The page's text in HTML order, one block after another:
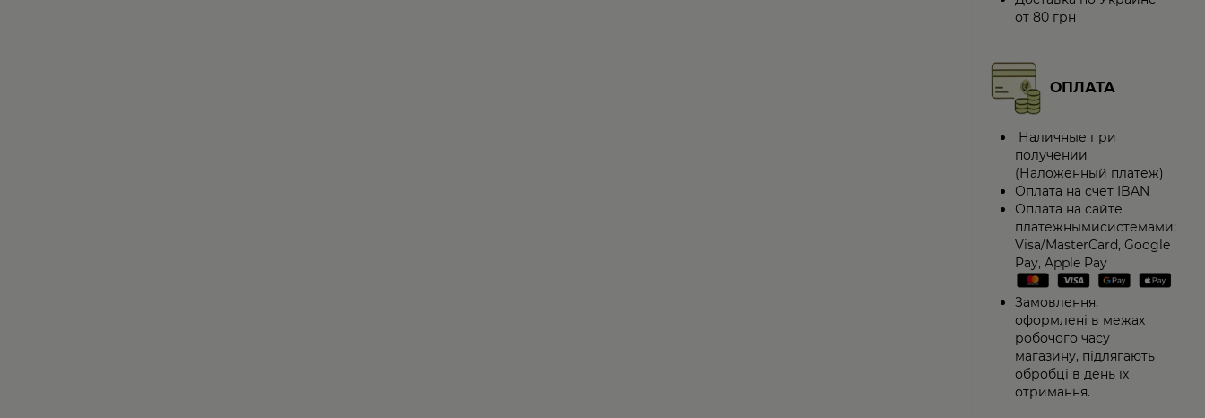
от 80 грн
ОПЛАТА
Наличные при
получении
(Наложенный платеж)
Оплата на счет IBAN
Оплата на сайте
платежнымисистемами:
Visa/MasterCard, Google
Pay, Apple Pay
Замовлення,
оформлені в межах
робочого часу
магазину, підлягають
обробці в день їх
отримання.